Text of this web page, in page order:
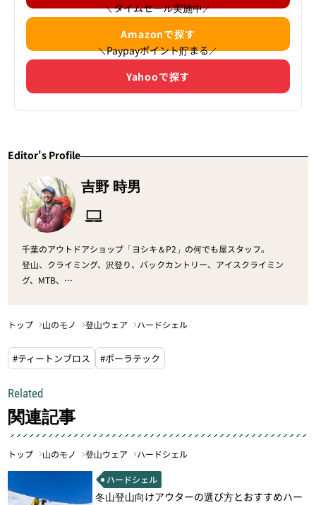
＼タイムセール実施中／
Amazonで探す
＼Paypayポイント貯まる／
Yahooで探す
Editor's Profile
吉野 時男
千葉のアウトドアショップ「ヨシキ＆P2」の何でも屋スタッフ。
登山、クライミング、沢登り、バックカントリー、アイスクライミン
グ、MTB、
ドなモノもソフトなモノも何だって手を出す欲張り者。
間に1000
人以上の人達と一緒に様々なフィールドへ出向いている。
トップ 山のモノ 登山ウェア ハードシェル
#ティートンブロス #ポーラテック
Related
関連記事
トップ 山のモノ 登山ウェア ハードシェル
ハードシェル
冬山登山向けアウターの選び方とおすすめハー